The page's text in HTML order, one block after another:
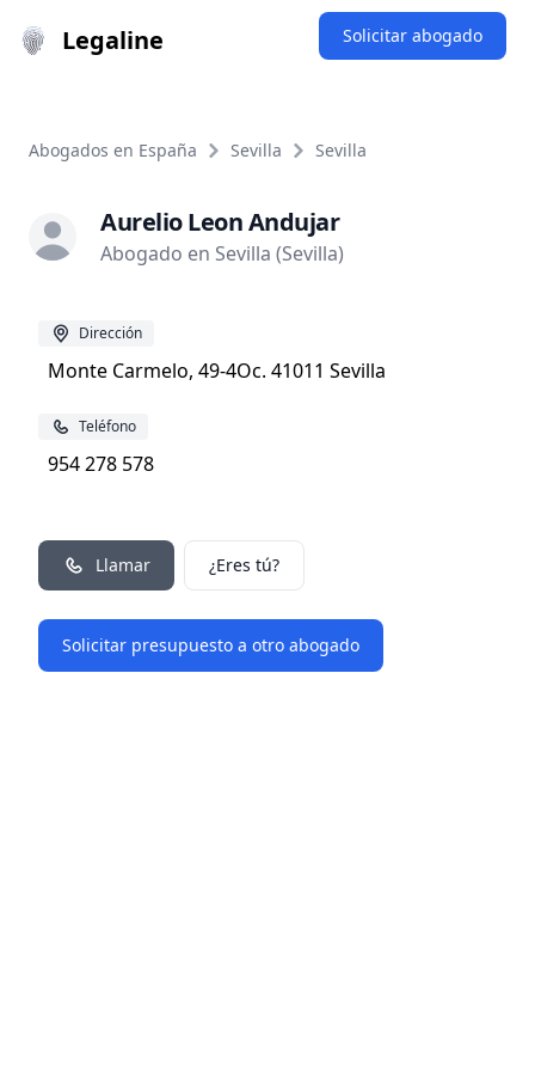
Legaline Solicitar abogado
Abogados en España Sevilla Sevilla
Aurelio Leon Andujar
Abogado en Sevilla (Sevilla)
Dirección
Monte Carmelo, 49-4Oc. 41011 Sevilla
Teléfono
954 278 578
Llamar ¿Eres tú?
Solicitar presupuesto a otro abogado